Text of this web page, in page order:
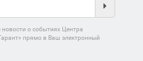
о событиях Центра
прямо в Ваш электронный